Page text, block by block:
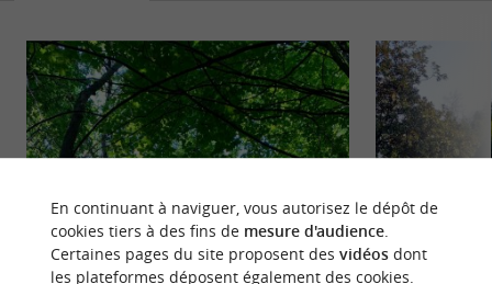
En continuant à naviguer, vous autorisez le dépôt de
cookies tiers à des fins de mesure d'audience.
Certaines pages du site proposent des vidéosdont
les plateformes déposent également des cookies.